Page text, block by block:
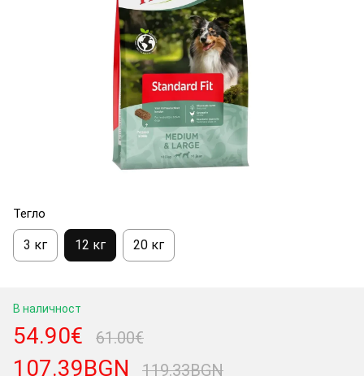
Тегло
3 кг 12 кг 20 кг
В наличност
54.90€ 61.00€
107.39BGN 119.33BGN